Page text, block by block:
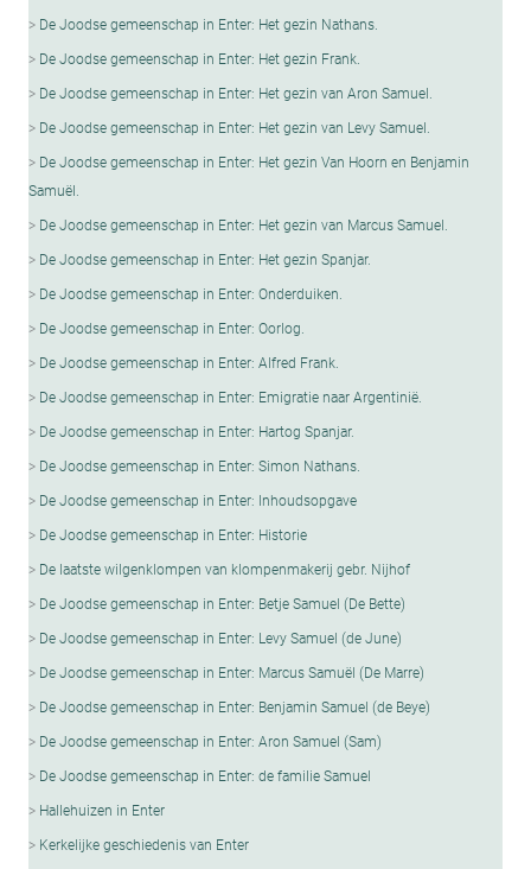
De Joodse gemeenschap in Enter: Het gezin Nathans.
De Joodse gemeenschap in Enter: Het gezin Frank.
De Joodse gemeenschap in Enter: Het gezin van Aron Samuel.
De Joodse gemeenschap in Enter: Het gezin van Levy Samuel.
De Joodse gemeenschap in Enter: Het gezin Van Hoorn en Benjamin
SamuëI.
De Joodse gemeenschap in Enter: Het gezin van Marcus Samuel.
De Joodse gemeenschap in Enter: Het gezin Spanjar.
De Joodse gemeenschap in Enter: Onderduiken.
De Joodse gemeenschap in Enter: Oorlog.
De Joodse gemeenschap in Enter: Alfred Frank.
De Joodse gemeenschap in Enter: Emigratie naar Argentinië.
De Joodse gemeenschap in Enter: Hartog Spanjar.
De Joodse gemeenschap in Enter: Simon Nathans.
De Joodse gemeenschap in Enter: Inhoudsopgave
De Joodse gemeenschap in Enter: Historie
De laatste wilgenklompen van klompenmakerij gebr. Nijhof
De Joodse gemeenschap in Enter: Betje Samuel (De Bette)
De Joodse gemeenschap in Enter: Levy Samuel (de June)
De Joodse gemeenschap in Enter: Marcus Samuël (De Marre)
De Joodse gemeenschap in Enter: Benjamin Samuel (de Beye)
De Joodse gemeenschap in Enter: Aron Samuel (Sam)
De Joodse gemeenschap in Enter: de familie Samuel
Hallehuizen in Enter
Kerkelijke geschiedenis van Enter